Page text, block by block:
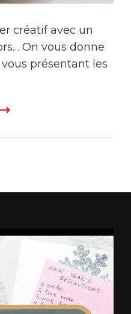
créatif avec un
On vous donne
présentant les